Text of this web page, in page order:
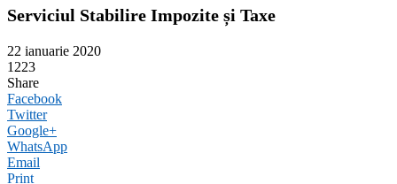
Serviciul Stabilire Impozite și Taxe
22 ianuarie 2020
1223
Share
Facebook
Twitter
Google+
WhatsApp
Email
Print